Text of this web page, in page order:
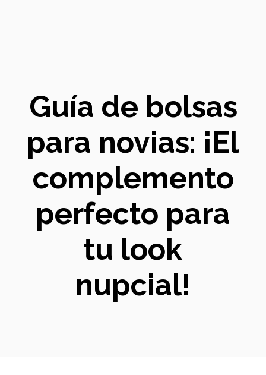
Guía de bolsas
para novias: ¡El
complemento
perfecto para
tu look
nupcial!